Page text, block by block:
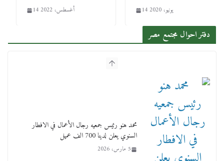
14 أغسطس، 2022 14 يونيو، 2020
دفتر احوال مجتمع مصر
محمد هنو رئيس جمعيه رجال الأعمال في الافطار
السنوي يعلن لدينا 700 الف عميل
5 مارس، 2026